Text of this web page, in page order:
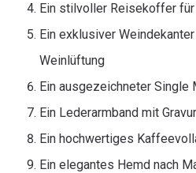
Ein stilvoller Reisekoffer
Ein exklusiver
Weinlüftung
Ein ausgezeichneter Single
Ein Lederarmband mit Gravur
Ein hochwertiges
Ein elegantes Hemd nach